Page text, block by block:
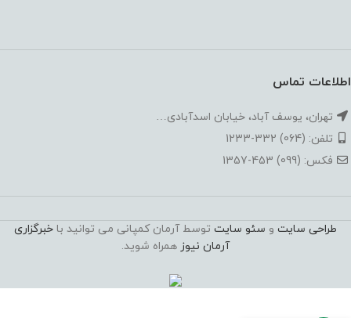
اطلاعات تماس
تهران، یوسف آباد، خیابان اسدآبادی…
تلفن: (064) 332-1233
فکس: (099) 453-1357
طراحی سایت و سئو سایت توسط آرمان کمپانی می توانید با خبرگزاری
آرمان نیوز همراه شوید.